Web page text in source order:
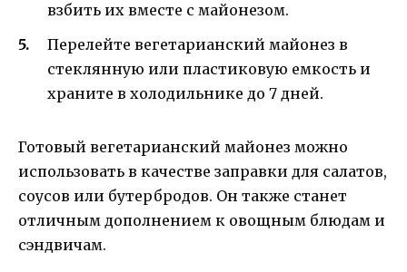
взбить их вместе с майонезом.
Перелейте вегетарианский майонез в
стеклянную или пластиковую емкость и
храните в холодильнике до 7 дней.
Готовый вегетарианский майонез можно
использовать в качестве заправки для салатов,
соусов или бутербродов. Он также станет
отличным дополнением к овощным блюдам и
сэндвичам.